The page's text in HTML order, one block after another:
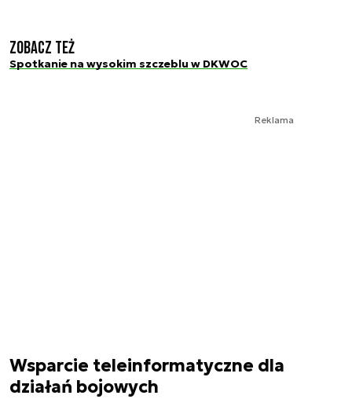
Zobacz też
Spotkanie na wysokim szczeblu w DKWOC
Reklama
Wsparcie teleinformatyczne dla
działań bojowych